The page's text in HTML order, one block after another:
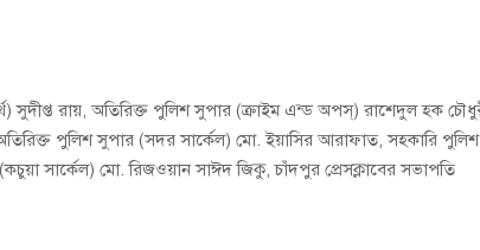
সুদীপ্ত রায়, অতিরিক্ত পুলিশ সুপার (ক্রাইম এন্ড অপস্) রাশেদুল হক
পুলিশ সুপার (সদর সার্কেল) মো. ইয়াসির আরাফাত, সহকারি পুলিশ
সার্কেল) মো. রিজওয়ান সাঈদ জিকু, চাঁদপুর প্রেসক্লাবের সভাপতি